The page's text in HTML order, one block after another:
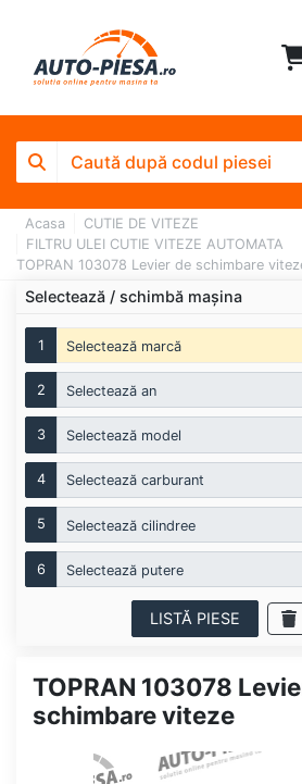
Acasa
CUTIE DE VITEZE
FILTRU ULEI CUTIE VITEZE AUTOMATA
TOPRAN 103078 Levier de schimbare
Selectează / schimbă mașina
1 Selectează marcă
2 Selectează an
3 Selectează model
4 Selectează carburant
5 Selectează cilindree
6 Selectează putere
LISTĂ PIESE
TOPRAN 103078
schimbare viteze